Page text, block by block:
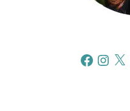
FacebookInstagram
X